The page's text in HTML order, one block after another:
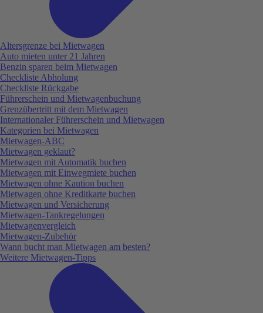
Altersgrenze bei Mietwagen
Auto mieten unter 21 Jahren
Benzin sparen beim Mietwagen
Checkliste Abholung
Checkliste Rückgabe
Führerschein und Mietwagenbuchung
Grenzübertritt mit dem Mietwagen
Internationaler Führerschein und Mietwagen
Kategorien bei Mietwagen
Mietwagen-ABC
Mietwagen geklaut?
Mietwagen mit Automatik buchen
Mietwagen mit Einwegmiete buchen
Mietwagen ohne Kaution buchen
Mietwagen ohne Kreditkarte buchen
Mietwagen und Versicherung
Mietwagen-Tankregelungen
Mietwagenvergleich
Mietwagen-Zubehör
Wann bucht man Mietwagen am besten?
Weitere Mietwagen-Tipps